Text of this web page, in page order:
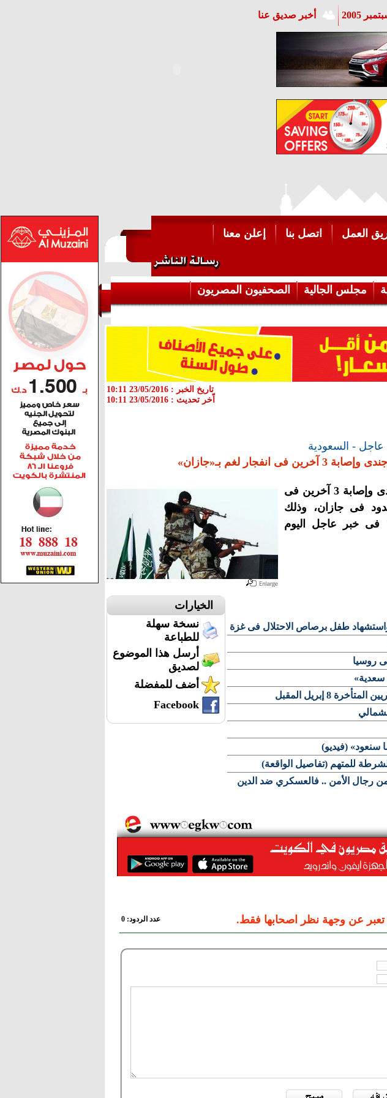
2005 أخبر صديق عنا
العمل اتصل بنا إعلن معنا
مجلس الجالية
الصحفيون المصريون
تاريخ الخبر : 23/05/2016 10:11
اّخر تحديث : 23/05/2016 10:11
عاجل - السعودية
لغم بـ«جازان»
أعلنت وزارة الداخلية السعودية استشهاد جندى وإصابة 3 آخرين فى
فى جازان، وذلك
فى خبر عاجل اليوم
الخيارات
نسخة سهلة
للطباعة
أرسل هذا الموضوع
لصديق
أضف للمفضلة
Facebook
طفل برصاص الاحتلال فى غزة
روسيا
إبريل المقبل
سنعود» (فيديو)
للمتهم (تفاصيل الواقعة)
خطيرة للداعشي العنزي : قتلت 3 من رجال الأمن .. فالعسكري ضد الدين
تعبر عن وجهة نظر اصحابها فقط.
عدد الردود: 0